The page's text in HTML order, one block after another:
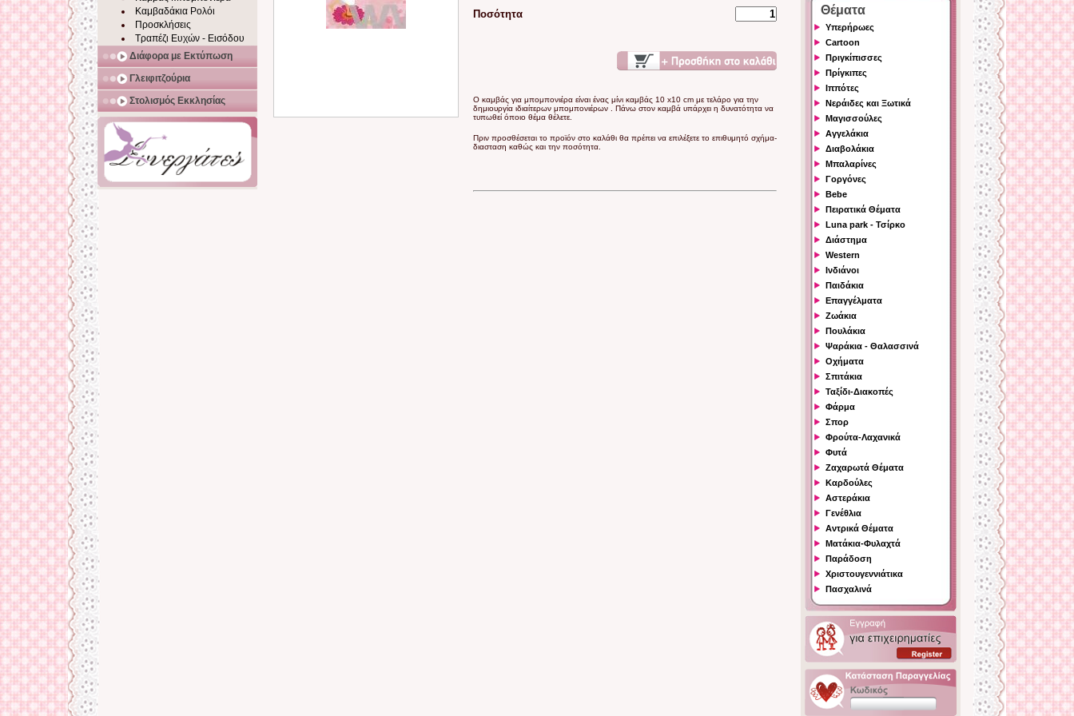
Καμβαδάκια Ρολόι
Προσκλήσεις
Τραπέζι Ευχών - Εισόδου
Διάφορα με Εκτύπωση
Γλειφιτζούρια
Στολισμός Εκκλησίας
Ποσότητα
Ο καμβάς για μπομπονιέρα είναι ένας μίνι καμβάς 10 x10 cm με τελάρο για την
δημιουργία ιδιαίτερων μπομπονιέρων . Πάνω στον καμβά υπάρχει η δυνατότητα να
τυπωθεί όποιο θέμα θέλετε.
Πριν προσθέσεται το προϊόν στο καλάθι θα πρέπει να επιλέξετε το επιθυμητό σχήμα-
διασταση καθώς και την ποσότητα.
Θέματα
Υπερήρωες
Cartoon
Πριγκίπισσες
Πρίγκιπες
Ιππότες
Νεράιδες και Ξωτικά
Μαγισσούλες
Αγγελάκια
Διαβολάκια
Μπαλαρίνες
Γοργόνες
Bebe
Πειρατικά Θέματα
Luna park - Τσίρκο
Διάστημα
Western
Ινδιάνοι
Παιδάκια
Επαγγέλματα
Ζωάκια
Πουλάκια
Ψαράκια - Θαλασσινά
Οχήματα
Σπιτάκια
Ταξίδι-Διακοπές
Φάρμα
Σπορ
Φρούτα-Λαχανικά
Φυτά
Ζαχαρωτά Θέματα
Καρδούλες
Αστεράκια
Γενέθλια
Αντρικά Θέματα
Ματάκια-Φυλαχτά
Παράδοση
Χριστουγεννιάτικα
Πασχαλινά